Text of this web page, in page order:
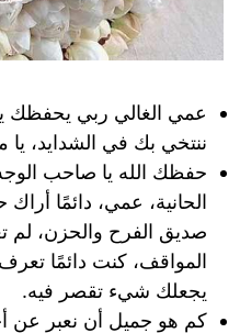
عمي الغالي ربي يحفظك
ننتخي بك في الشدايد،
حفظك الله يا صاحب الوجه
الحانية، عمي، دائمًا
صديق الفرح والحزن، لم
المواقف، كنت دائمًا
يجعلك شيء تقصر فيه.
كم هو جميل أن نعبر عن